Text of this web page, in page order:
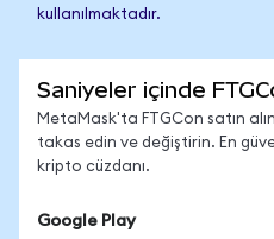
kullanılmaktadır.
Saniyeler içinde
MetaMask'ta FTGCon satın
takas edin ve değiştirin. En
kripto cüzdanı.
Google Play